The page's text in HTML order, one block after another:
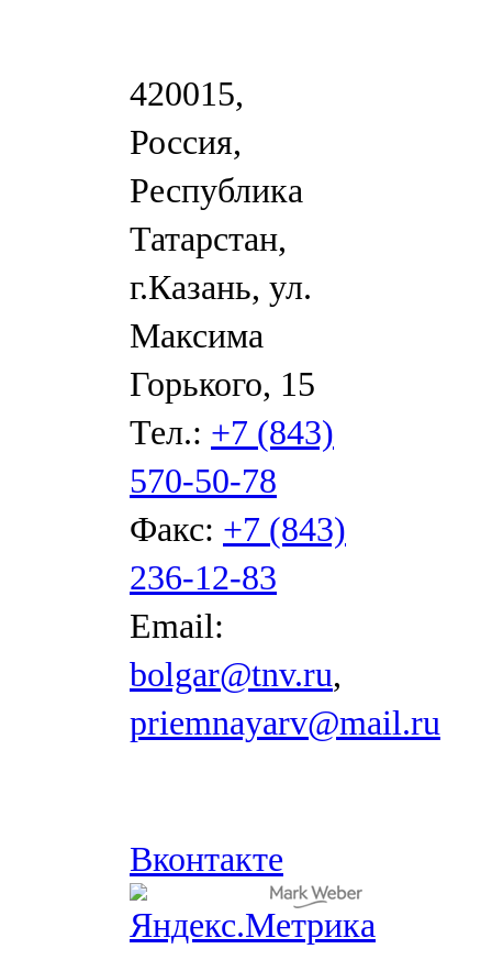
420015,
Россия,
Республика
Татарстан,
г.Казань, ул.
Максима
Горького, 15
Тел.: +7 (843)
570-50-78
Факс: +7 (843)
236-12-83
Email:
bolgar@tnv.ru,
priemnayarv@mail.ru
Вконтакте